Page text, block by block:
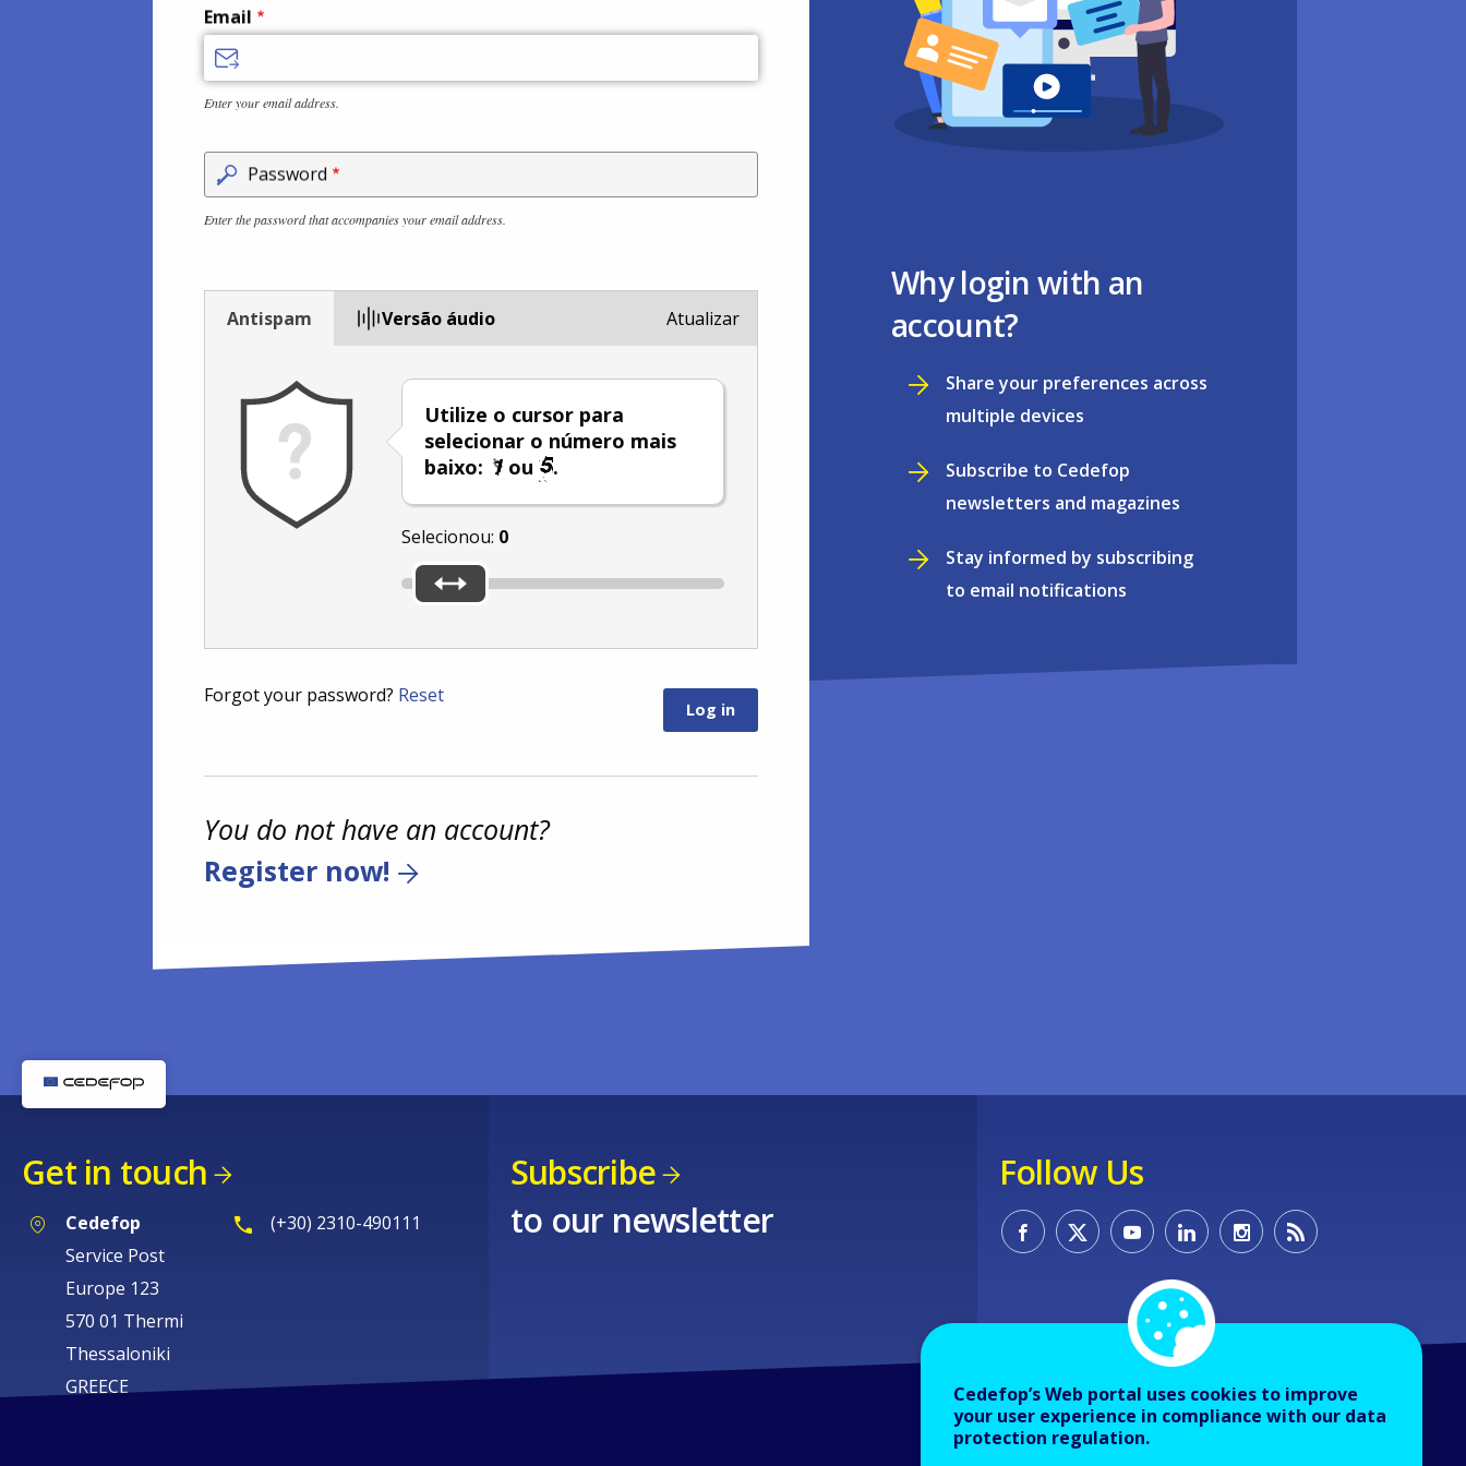
Email
Enter your email address.
Password
Enter the password that accompanies your email address.
Antispam Versão áudio
Utilize o cursor para
selecionar o número mais
baixo:
ou .
Selecionou: 0
Atualizar
Forgot your password? Reset
You do not have an account?
Register now!
Why login with an
account?
Share your preferences across
multiple devices
Subscribe to Cedefop
newsletters and magazines
Stay informed by subscribing
to email notifications
Get in touch
Cedefop
Service Post
Europe 123
570 01 Thermi
Thessaloniki
GREECE
(+30) 2310-490111
Subscribe
to our newsletter
Follow Us
Cedefop’s Web portal uses cookies to improve
your user experience in compliance with our data
protection regulation.